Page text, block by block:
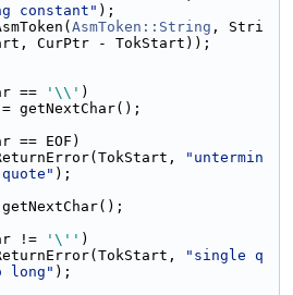
constant" );
AsmToken::String , Stri
CurPtr - TokStart));
== '\\' )
getNextChar();
== EOF)
"untermin
);
!= '\'' )
"single q
long" );